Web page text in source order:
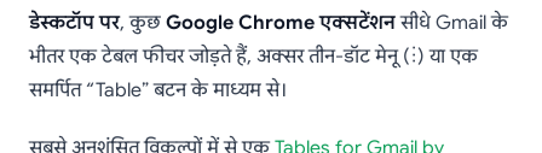
डेस्कटॉप पर, कुछ Google Chrome एक्सटेंशनसीधे Gmail के
भीतर एक टेबल फीचर जोड़ते हैं, अक्सर तीन-डॉट मेनू (⋮) या एक
समर्पित “Table” बटन के माध्यम से।
सबसे अनुशंसित विकल्पों में से एकTables for Gmail by